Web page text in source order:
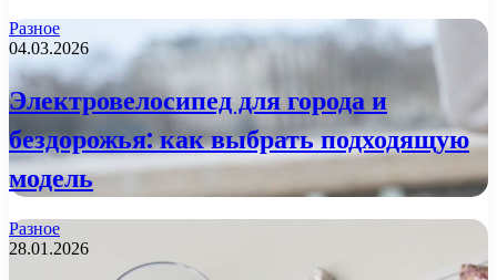
Разное
04.03.2026
Электровелосипед для города и
бездорожья: как выбрать подходящую
модель
Разное
28.01.2026